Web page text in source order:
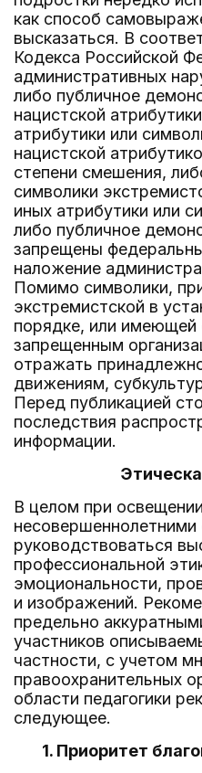
как способ
высказаться. В
Кодекса Российской
административных
либо публичное
нацистской
атрибутики или
нацистской
степени смешения,
символики
иных атрибутики или
либо публичное
запрещены
наложение
Помимо символики,
экстремистской в
порядке, или имеющей
запрещенным
отражать
движениям,
Перед публикацией
последствия
информации.
В целом при
несовершеннолетними
руководствоваться
профессиональной
эмоциональности,
и изображений.
предельно
участников
частности, с учетом
правоохранительных
области педагогики
следующее.
1. Приоритет